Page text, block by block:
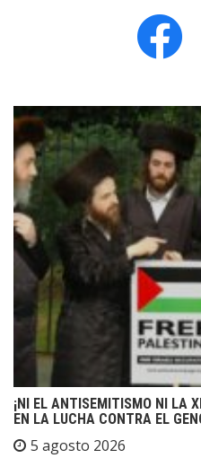
facebook
¡NI EL ANTISEMITISMO NI LA
EN LA LUCHA CONTRA EL
5 agosto 2026